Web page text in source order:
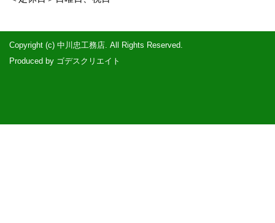
Copyright (c) 中川忠工務店. All Rights Reserved.
Produced by ゴデスクリエイト